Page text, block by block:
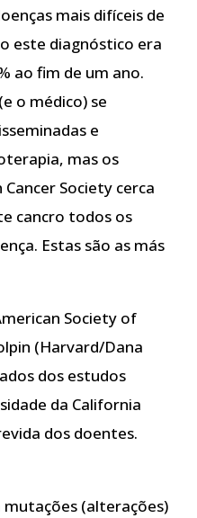
mais difíceis de
este diagnóstico era
ao fim de um ano.
o médico) se
e
mas os
Society cerca
cancro todos os
Estas são as más
Society of
(Harvard/Dana
dos estudos
da California
dos doentes.
mutações (alterações)